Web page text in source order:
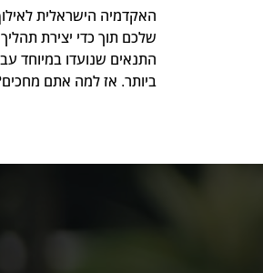
האקדמיה הישראלית
שלכם תוך כדי יצירת
התנאים שנועדו במיוחד
ביותר. אז למה אתם